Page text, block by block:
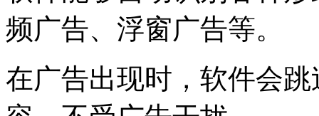
频广告、浮窗广告等。
在广告出现时，软件会